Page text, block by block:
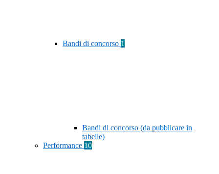
Bandi di concorso 1
Bandi di concorso (da pubblicare in
tabelle)
Performance 10